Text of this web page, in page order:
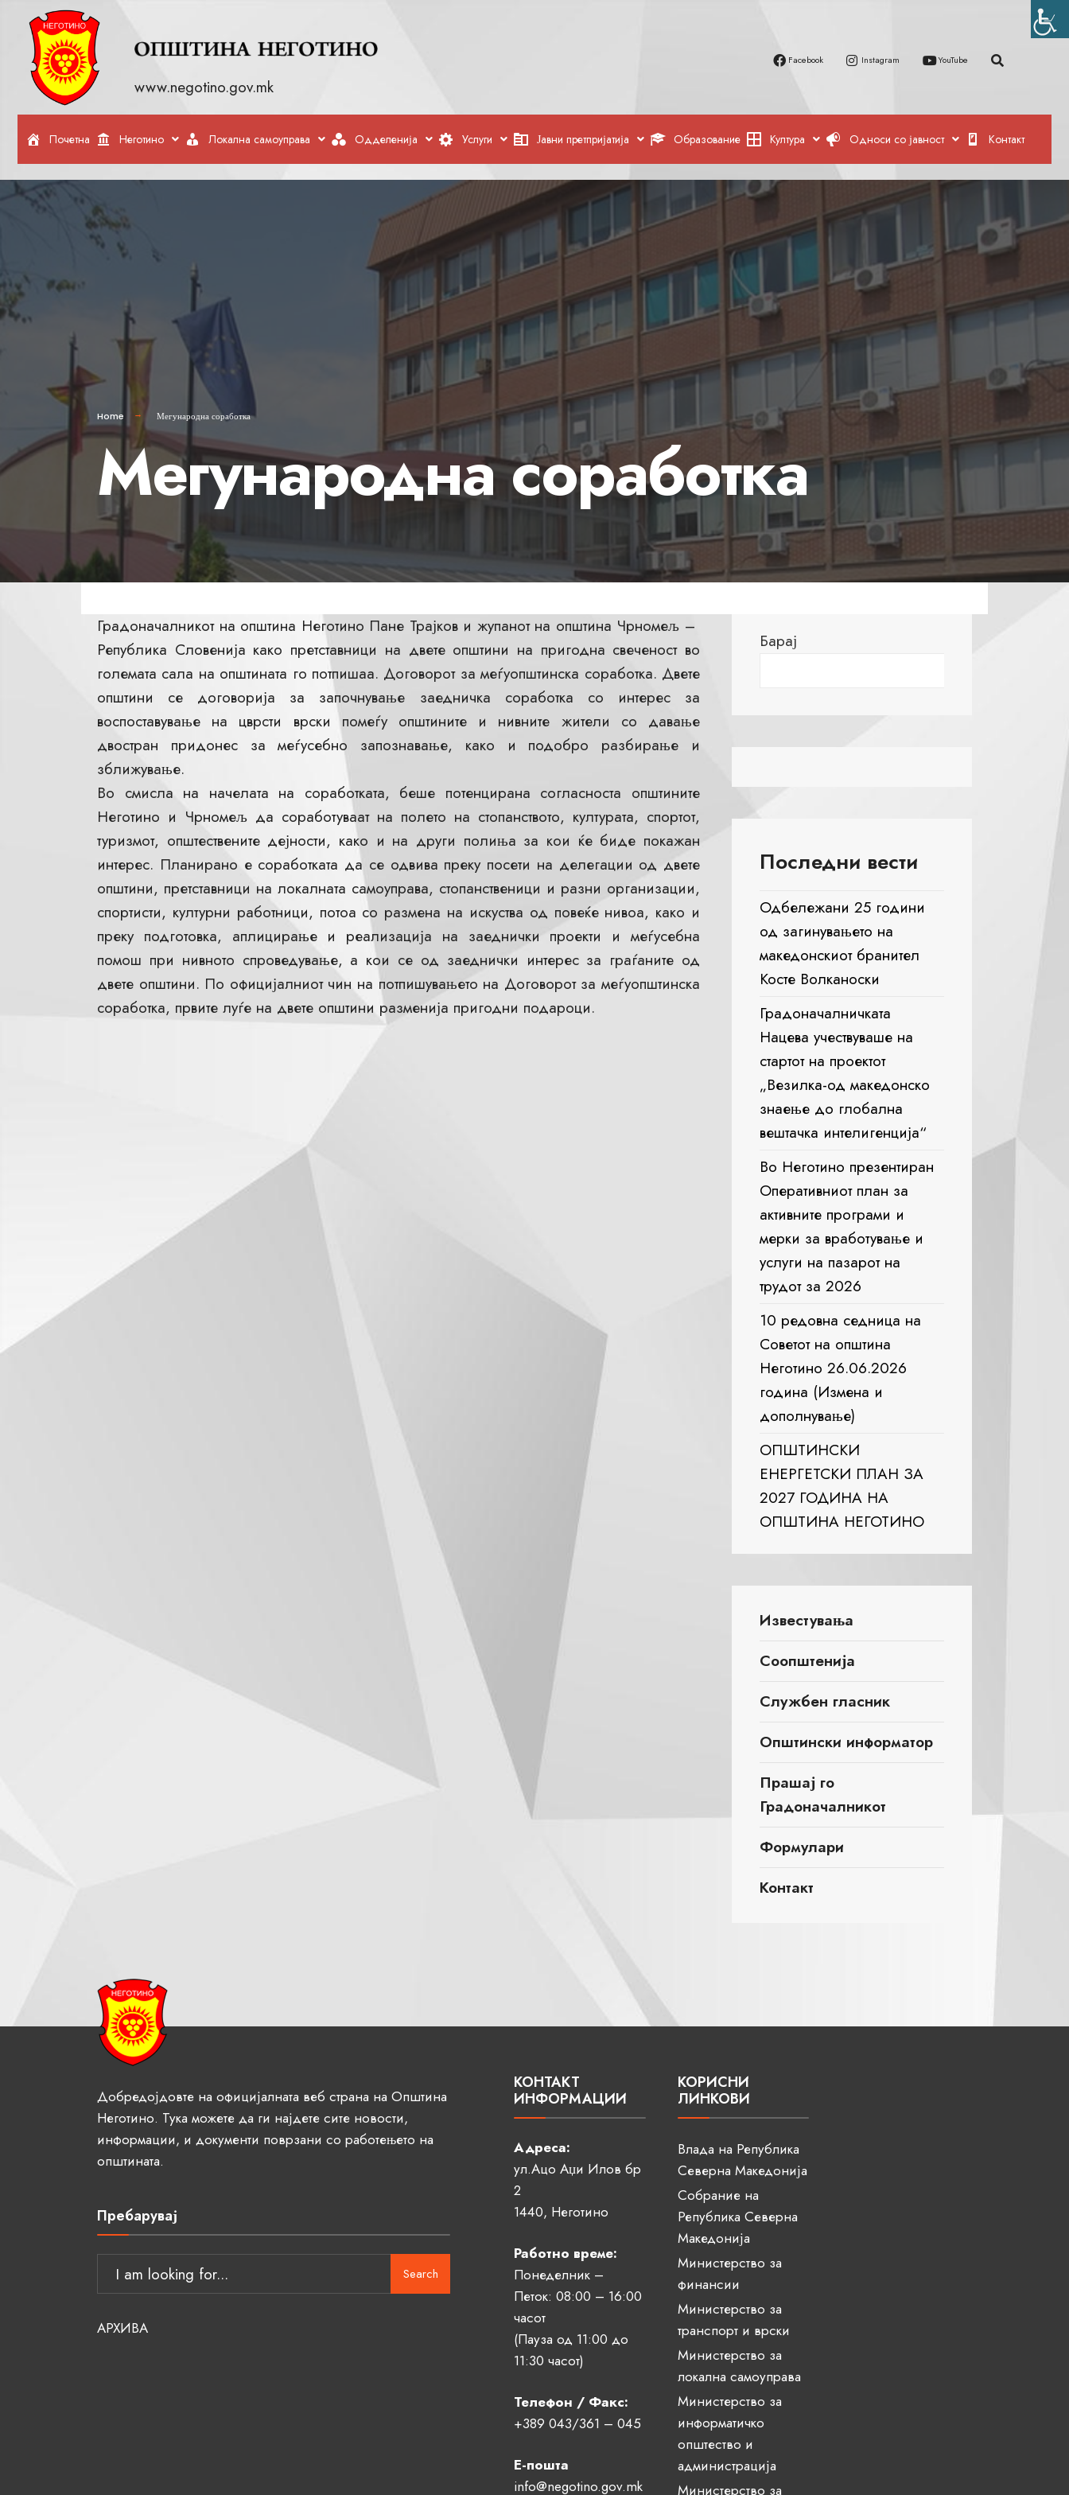
www.negotino.gov.mk
Facebook Instagram YouTube
Почетна Неготино Локална самоуправа Одделенија Услуги Јавни претпријатија Образование Култура Односи со јавност Контакт
Home Мегународна соработка
Мегународна соработка
Градоначалникот на општина Неготино Пане Трајков и жупанот на општина Чрномељ –
Република Словенија како претставници на двете општини на пригодна свеченост во
големата сала на општината го потпишаа. Договорот за меѓуопштинска соработка. Двете
општини се договорија за започнување заедничка соработка со интерес за
воспоставување на цврсти врски помеѓу општините и нивните жители со давање
двостран придонес за меѓусебно запознавање, како и подобро разбирање и
зближување.
Во смисла на начелата на соработката, беше потенцирана согласноста општините
Неготино и Чрномељ да соработуваат на полето на стопанството, културата, спортот,
туризмот, општествените дејности, како и на други полиња за кои ќе биде покажан
интерес. Планирано е соработката да се одвива преку посети на делегации од двете
општини, претставници на локалната самоуправа, стопанственици и разни организации,
спортисти, културни работници, потоа со размена на искуства од повеќе нивоа, како и
преку подготовка, аплицирање и реализација на заеднички проекти и меѓусебна
помош при нивното спроведување, а кои се од заеднички интерес за граѓаните од
двете општини. По официјалниот чин на потпишувањето на Договорот за меѓуопштинска
соработка, првите луѓе на двете општини разменија пригодни подароци.
Барај
Последни вести
Одбележани 25 години
од загинувањето на
македонскиот бранител
Косте Волканоски
Градоначалничката
Нацева учествуваше на
стартот на проектот
„Везилка-од македонско
знаење до глобална
вештачка интелигенција“
Во Неготино презентиран
Оперативниот план за
активните програми и
мерки за вработување и
услуги на пазарот на
трудот за 2026
10 редовна седница на
Советот на општина
Неготино 26.06.2026
година (Измена и
дополнување)
ОПШТИНСКИ
ЕНЕРГЕТСКИ ПЛАН ЗА
2027 ГОДИНА НА
ОПШТИНА НЕГОТИНО
Известувања
Соопштенија
Службен гласник
Општински информатор
Прашај го
Градоначалникот
Формулари
Контакт
Добредојдовте на официјалната веб страна на Општина
Неготино. Тука можете да ги најдете сите новости,
информации, и документи поврзани со работењето на
општината.
Пребарувај
Search
АРХИВА
КОНТАКТ
ИНФОРМАЦИИ
Адреса:
ул.Ацо Аџи Илов бр
2
1440, Неготино
Работно време:
Понеделник –
Петок: 08:00 – 16:00
часот
(Пауза од 11:00 до
11:30 часот)
Телефон / Факс:
+389 043/361 – 045
Е-пошта
info@negotino.gov.mk
КОРИСНИ
ЛИНКОВИ
Влада на Република
Северна Македонија
Собрание на
Република Северна
Македонија
Министерство за
финансии
Министерство за
транспорт и врски
Министерство за
локална самоуправа
Министерство за
информатичко
општество и
администрација
Министерство за